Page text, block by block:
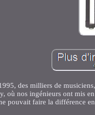
des milliers de
où nos ingénieurs ont mis
pouvait faire la différence